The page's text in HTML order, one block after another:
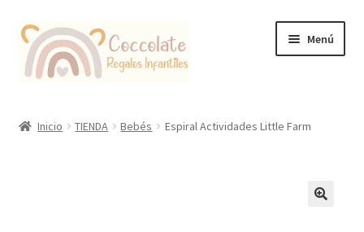
Ir
la
Ir
contenido
Menú
Inicio TIENDA Bebés Espiral Actividades Little Farm